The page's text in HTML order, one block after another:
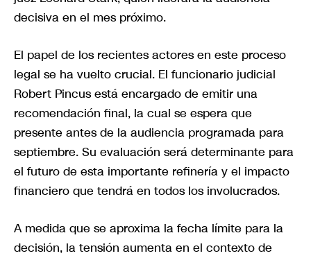
decisiva en el mes próximo.
El papel de los recientes actores en este proceso
legal se ha vuelto crucial. El funcionario judicial
Robert Pincus está encargado de emitir una
recomendación final, la cual se espera que
presente antes de la audiencia programada para
septiembre. Su evaluación será determinante para
el futuro de esta importante refinería y el impacto
financiero que tendrá en todos los involucrados.
A medida que se aproxima la fecha límite para la
decisión, la tensión aumenta en el contexto de